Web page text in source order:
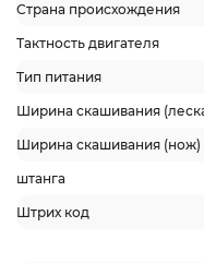
Страна происхождения
Тактность двигателя
Тип питания
Ширина скашивания
Ширина скашивания (нож)
штанга
Штрих код